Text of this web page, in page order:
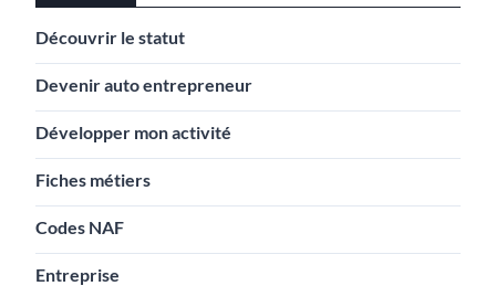
Découvrir le statut
Devenir auto entrepreneur
Développer mon activité
Fiches métiers
Codes NAF
Entreprise